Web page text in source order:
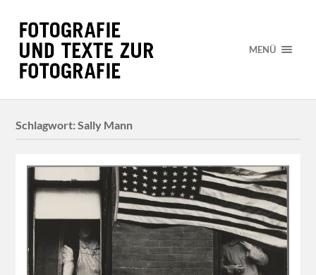
MENÜ
Schlagwort:Sally Mann